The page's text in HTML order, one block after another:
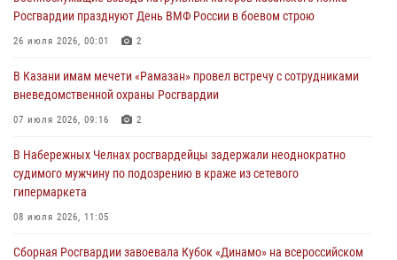
24 июля 2026, 15:05 4
В казанском полку Росгвардии состоялся концерт певицы Кристины
В Нижнекамске сотрудники Росгвардии задержали подозреваемого
23 июля 2026, 06:47
В Казани Росгвардия приняла участие в обеспечении безопасности
крестного хода и освящения храма
Росгвардии празднуют День ВМФ России в боевом строю
26 июля 2026, 00:01 2
В Казани имам мечети «Рамазан» провел встречу с сотрудниками
вневедомственной охраны Росгвардии
07 июля 2026, 09:16 2
В Набережных Челнах росгвардейцы задержали неоднократно
судимого мужчину по подозрению в краже из сетевого
гипермаркета
08 июля 2026, 11:05
Сборная Росгвардии завоевала Кубок «Динамо» на всероссийском